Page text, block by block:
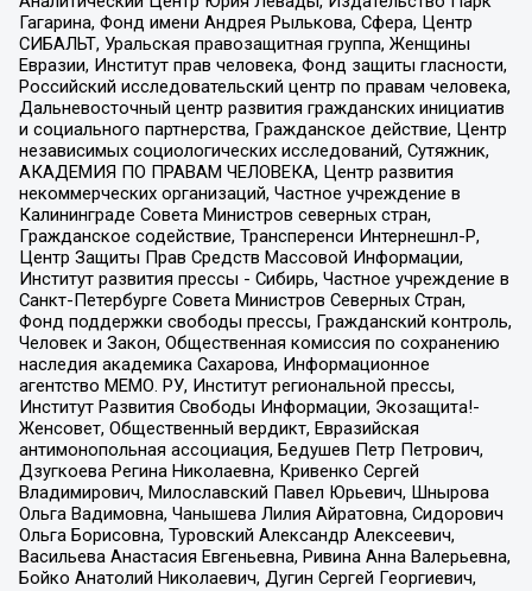
Гагарина, Фонд имени Андрея Рылькова, Сфера, Центр
СИБАЛЬТ, Уральская правозащитная группа, Женщины
Евразии, Институт прав человека, Фонд защиты гласности,
Российский исследовательский центр по правам человека,
Дальневосточный центр развития гражданских инициатив
и социального партнерства, Гражданское действие, Центр
независимых социологических исследований, Сутяжник,
АКАДЕМИЯ ПО ПРАВАМ ЧЕЛОВЕКА, Центр развития
некоммерческих организаций, Частное учреждение в
Калининграде Совета Министров северных стран,
Гражданское содействие, Трансперенси Интернешнл-Р,
Центр Защиты Прав Средств Массовой Информации,
Институт развития прессы - Сибирь, Частное учреждение в
Санкт-Петербурге Совета Министров Северных Стран,
Фонд поддержки свободы прессы, Гражданский контроль,
Человек и Закон, Общественная комиссия по сохранению
наследия академика Сахарова, Информационное
агентство МЕМО. РУ, Институт региональной прессы,
Институт Развития Свободы Информации, Экозащита!-
Женсовет, Общественный вердикт, Евразийская
антимонопольная ассоциация, Бедушев Петр Петрович,
Дзугкоева Регина Николаевна, Кривенко Сергей
Владимирович, Милославский Павел Юрьевич, Шнырова
Ольга Вадимовна, Чанышева Лилия Айратовна, Сидорович
Ольга Борисовна, Туровский Александр Алексеевич,
Васильева Анастасия Евгеньевна, Ривина Анна Валерьевна,
Бойко Анатолий Николаевич, Дугин Сергей Георгиевич,